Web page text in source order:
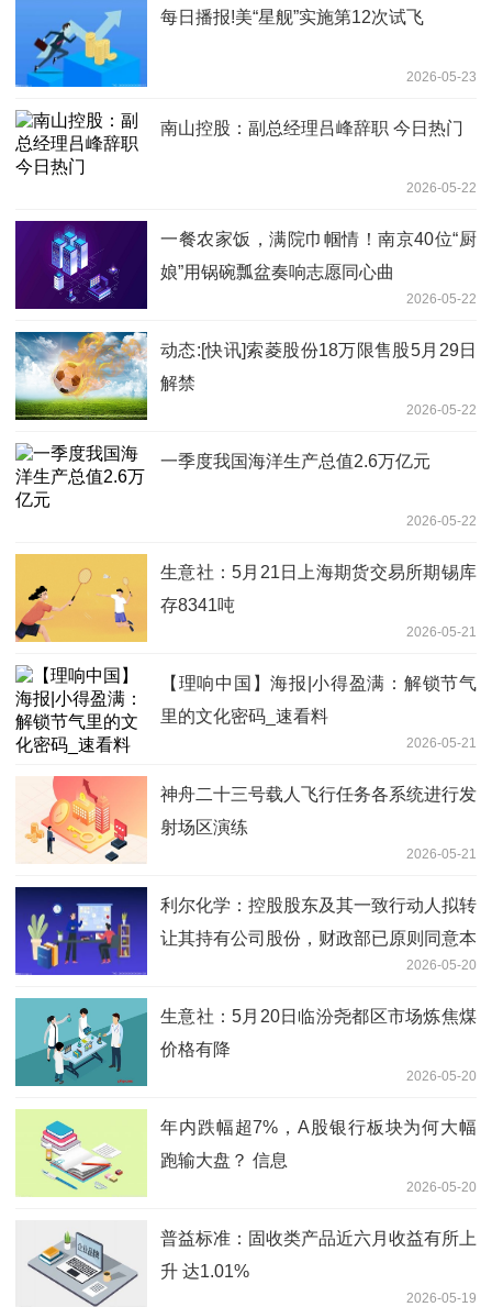
每日播报!美“星舰”实施第12次试飞
2026-05-23
南山控股：副总经理吕峰辞职 今日热门
2026-05-22
一餐农家饭，满院巾帼情！南京40位“厨
娘”用锅碗瓢盆奏响志愿同心曲
2026-05-22
动态:[快讯]索菱股份18万限售股5月29日
解禁
2026-05-22
一季度我国海洋生产总值2.6万亿元
2026-05-22
生意社：5月21日上海期货交易所期锡库
存8341吨
2026-05-21
【理响中国】海报|小得盈满：解锁节气
里的文化密码_速看料
2026-05-21
神舟二十三号载人飞行任务各系统进行发
射场区演练
2026-05-21
利尔化学：控股股东及其一致行动人拟转
让其持有公司股份，财政部已原则同意本
2026-05-20
生意社：5月20日临汾尧都区市场炼焦煤
价格有降
2026-05-20
年内跌幅超7%，A股银行板块为何大幅
跑输大盘？ 信息
2026-05-20
普益标准：固收类产品近六月收益有所上
升 达1.01%
2026-05-19